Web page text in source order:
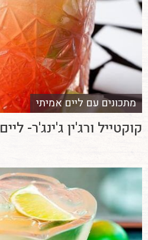
מתכונים עם ליים אמיתי
קוקטייל ורג'ין ג'ינג'ר- ליים